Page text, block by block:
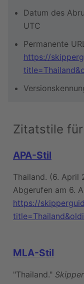
Datum des
UTC
Permanente
https://
Zitatstile
APA-Stil
Thailand. (6. April
Abgerufen am 6.
https://
MLA-Stil
"Thailand."